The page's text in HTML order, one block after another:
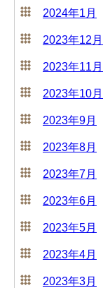
2024年1月
2023年12月
2023年11月
2023年10月
2023年9月
2023年8月
2023年7月
2023年6月
2023年5月
2023年4月
2023年3月